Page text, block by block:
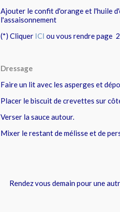
Ajouter le confit d'orange et l'huile
l'assaisonnement
(*) Cliquer ICI ou vous rendre page
Dressage
Faire un lit avec les asperges et
Placer le biscuit de crevettes sur
Verser la sauce autour.
Mixer le restant de mélisse et de
Rendez vous demain pour une